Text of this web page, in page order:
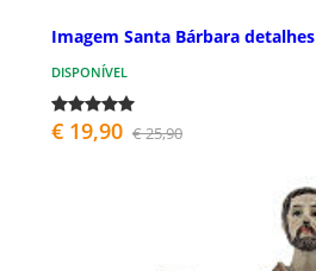
Imagem Santa Bárbara
DISPONÍVEL
€ 19,90 € 25,90